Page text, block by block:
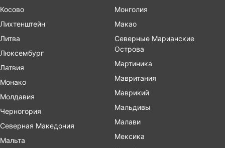
Косово
Лихтенштейн
Литва
Люксембург
Латвия
Монако
Молдавия
Черногория
Северная Македония
Мальта
Монголия
Макао
Северные Марианские
Острова
Мартиника
Мавритания
Маврикий
Мальдивы
Малави
Мексика